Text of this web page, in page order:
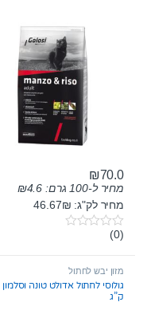
₪70.0
מחיר ל-100 גרם: ₪4.6
מחיר לק"ג: 46.67₪
0
t
o
f
5
(0)
מזון יבש לחתול
ק”ג